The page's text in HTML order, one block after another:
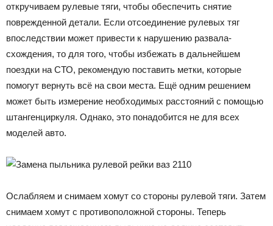
откручиваем рулевые тяги, чтобы обеспечить снятие
поврежденной детали. Если отсоединение рулевых тяг
впоследствии может привести к нарушению развала-
схождения, то для того, чтобы избежать в дальнейшем
поездки на СТО, рекомендую поставить метки, которые
помогут вернуть всё на свои места. Ещё одним решением
может быть измерение необходимых расстояний с помощью
штангенциркуля. Однако, это понадобится не для всех
моделей авто.
Ослабляем и снимаем хомут со стороны рулевой тяги. Затем
снимаем хомут с противоположной стороны. Теперь